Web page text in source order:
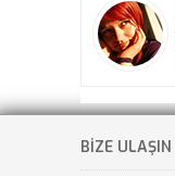
BİZE ULAŞIN